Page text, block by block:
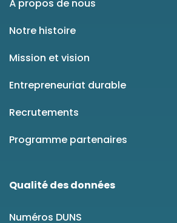
À propos de nous
Notre histoire
Mission et vision
Entrepreneuriat durable
Recrutements
Programme partenaires
Qualité des données
Numéros DUNS